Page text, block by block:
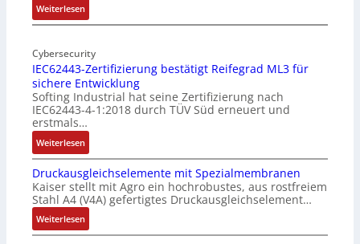
l
-
n
d
u
s
t
r
i
e
-
P
C
l
ä
Weiterlesen:
M
b
i
l
f
u
n
k
m
o
d
u
l
e
Cybersecurity
IEC62443-Zertifizierung bestätigt Reifegrad ML3 für
sichere Entwicklung
Softing Industrial hat seine Zertifizierung nach
IEC62443-4-1:2018 durch TÜV Süd erneuert und
erstmals…
Weiterlesen:
I
E
6
2
4
Druckausgleichselemente mit Spezialmembranen
Kaiser stellt mit Agro ein hochrobustes, aus rostfreiem
Stahl A4 (V4A) gefertigtes Druckausgleichselement…
Weiterlesen:
D